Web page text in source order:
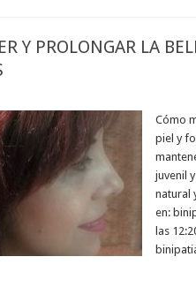
Y PROLONGAR LA
Cómo
piel y
juvenil
natural
en:
las